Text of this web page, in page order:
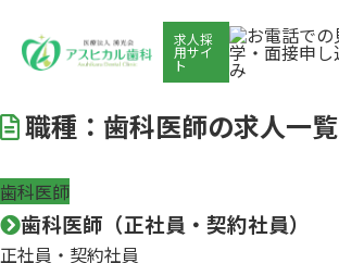
content
求人採
用サイ
ト
職種：歯科医師の求人一覧
歯科医師
歯科医師（正社員・契約社員）
正社員・契約社員